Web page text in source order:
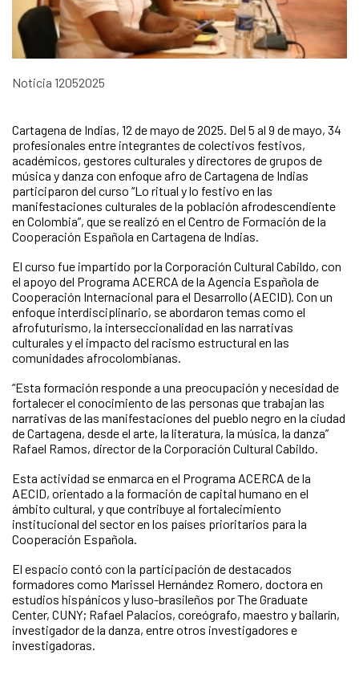
Noticia 12052025
Cartagena de Indias, 12 de mayo de 2025. Del 5 al 9 de mayo, 34
profesionales entre integrantes de colectivos festivos,
académicos, gestores culturales y directores de grupos de
música y danza con enfoque afro de Cartagena de Indias
participaron del curso “Lo ritual y lo festivo en las
manifestaciones culturales de la población afrodescendiente
en Colombia”, que se realizó en el Centro de Formación de la
Cooperación Española en Cartagena de Indias.
El curso fue impartido por la Corporación Cultural Cabildo, con
el apoyo del Programa ACERCA de la Agencia Española de
Cooperación Internacional para el Desarrollo (AECID). Con un
enfoque interdisciplinario, se abordaron temas como el
afrofuturismo, la interseccionalidad en las narrativas
culturales y el impacto del racismo estructural en las
comunidades afrocolombianas.
“Esta formación responde a una preocupación y necesidad de
fortalecer el conocimiento de las personas que trabajan las
narrativas de las manifestaciones del pueblo negro en la ciudad
de Cartagena, desde el arte, la literatura, la música, la danza”
Rafael Ramos, director de la Corporación Cultural Cabildo.
Esta actividad se enmarca en el Programa ACERCA de la
AECID, orientado a la formación de capital humano en el
ámbito cultural, y que contribuye al fortalecimiento
institucional del sector en los países prioritarios para la
Cooperación Española.
El espacio contó con la participación de destacados
formadores como Marissel Hernández Romero, doctora en
estudios hispánicos y luso-brasileños por The Graduate
Center, CUNY; Rafael Palacios, coreógrafo, maestro y bailarín,
investigador de la danza, entre otros investigadores e
investigadoras.